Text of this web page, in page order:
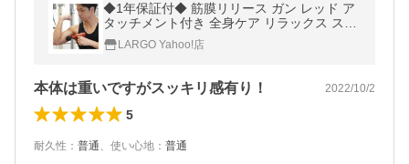
◆1年保証付◆ 筋膜リリース ガン レッド ア
タッチメント付き 全身ケア リラックス スト
レス発散 軽量 コンパクト ((S
LARGO Yahoo!店
本体は重いですがスッキリ感有り！ 2022/10/2
5
耐久性 ： 普通、 使い心地 ： 普通